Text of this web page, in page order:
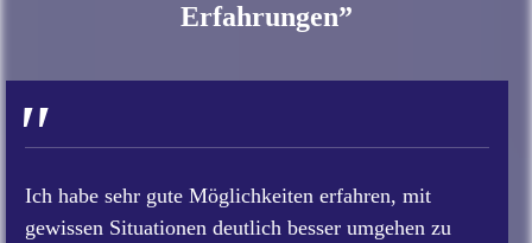
Erfahrungen”
"
Ich habe sehr gute Möglichkeiten erfahren, mit
gewissen Situationen deutlich besser umgehen zu